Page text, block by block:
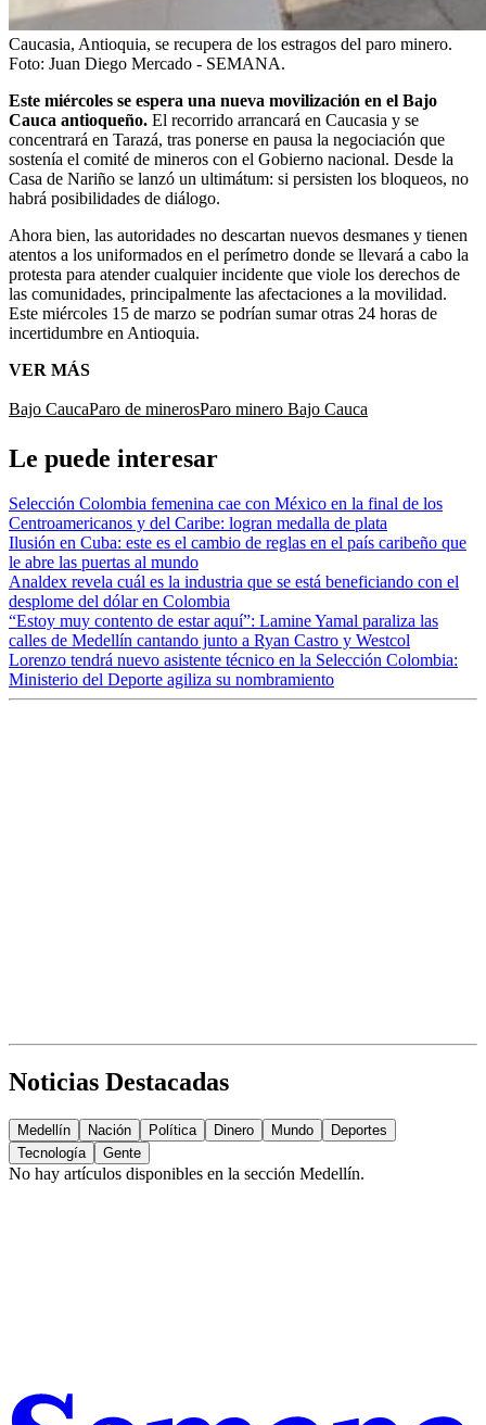
Caucasia, Antioquia, se recupera de los estragos del paro minero.
Foto: Juan Diego Mercado - SEMANA.
Este miércoles se espera una nueva movilización en el Bajo
Cauca antioqueño. El recorrido arrancará en Caucasia y se
concentrará en Tarazá, tras ponerse en pausa la negociación que
sostenía el comité de mineros con el Gobierno nacional. Desde la
Casa de Nariño se lanzó un ultimátum: si persisten los bloqueos, no
habrá posibilidades de diálogo.
Ahora bien, las autoridades no descartan nuevos desmanes y tienen
atentos a los uniformados en el perímetro donde se llevará a cabo la
protesta para atender cualquier incidente que viole los derechos de
las comunidades, principalmente las afectaciones a la movilidad.
Este miércoles 15 de marzo se podrían sumar otras 24 horas de
incertidumbre en Antioquia.
VER MÁS
Bajo CaucaParo de minerosParo minero Bajo Cauca
Le puede interesar
Selección Colombia femenina cae con México en la final de los
Centroamericanos y del Caribe: logran medalla de plata
Ilusión en Cuba: este es el cambio de reglas en el país caribeño que
le abre las puertas al mundo
Analdex revela cuál es la industria que se está beneficiando con el
desplome del dólar en Colombia
“Estoy muy contento de estar aquí”: Lamine Yamal paraliza las
calles de Medellín cantando junto a Ryan Castro y Westcol
Lorenzo tendrá nuevo asistente técnico en la Selección Colombia:
Ministerio del Deporte agiliza su nombramiento
Noticias Destacadas
Medellín Nación Política Dinero Mundo
Deportes
Tecnología
Gente
No hay artículos disponibles en la sección Medellín.